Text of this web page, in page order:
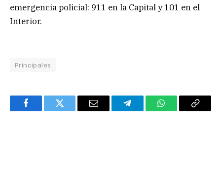
emergencia policial: 911 en la Capital y 101 en el
Interior.
Principales
FacebookTwitter Email TelegramWhatsAppCopy